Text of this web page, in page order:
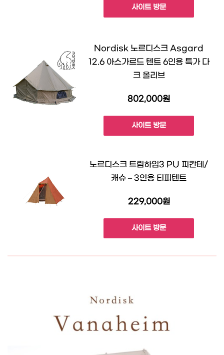
사이트 방문
Nordisk 노르디스크 Asgard
12.6 아스가르드 텐트 6인용 특가 다
크 올리브
802,000원
사이트 방문
노르디스크 트림하임3 PU 피칸테/
캐슈 – 3인용 티피텐트
229,000원
사이트 방문